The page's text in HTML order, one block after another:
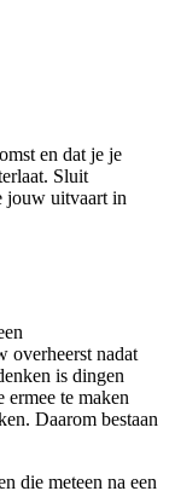
en dat je je
Sluit
jouw uitvaart in
overheerst nadat
is dingen
ermee te maken
Daarom bestaan
die meteen na een